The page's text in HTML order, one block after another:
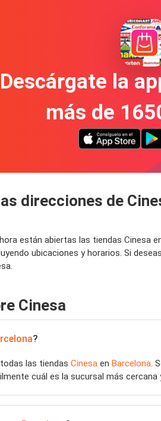
Descárgate la
más de
direcciones de
están abiertas las tiendas Cinesa
ubicaciones y horarios. Si
Cinesa
?
las tiendas Cinesa en Barcelona.
cuál es la sucursal más cercana